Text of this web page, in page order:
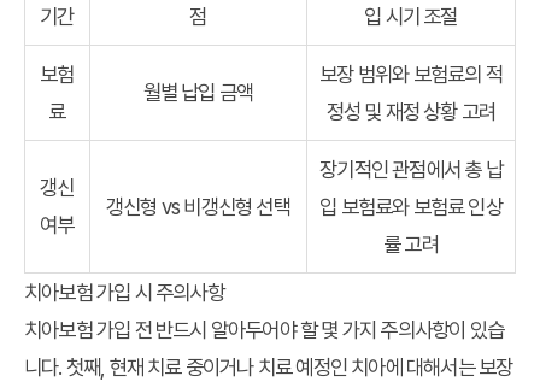
기간
점
입 시기 조절
보험
료
월별 납입 금액
보장 범위와 보험료의 적
정성 및 재정 상황 고려
갱신
여부
갱신형 vs 비갱신형 선택
장기적인 관점에서 총 납
입 보험료와 보험료 인상
률 고려
치아보험 가입 시 주의사항
치아보험 가입 전 반드시 알아두어야 할 몇 가지 주의사항이 있습
니다. 첫째, 현재 치료 중이거나 치료 예정인 치아에 대해서는 보장